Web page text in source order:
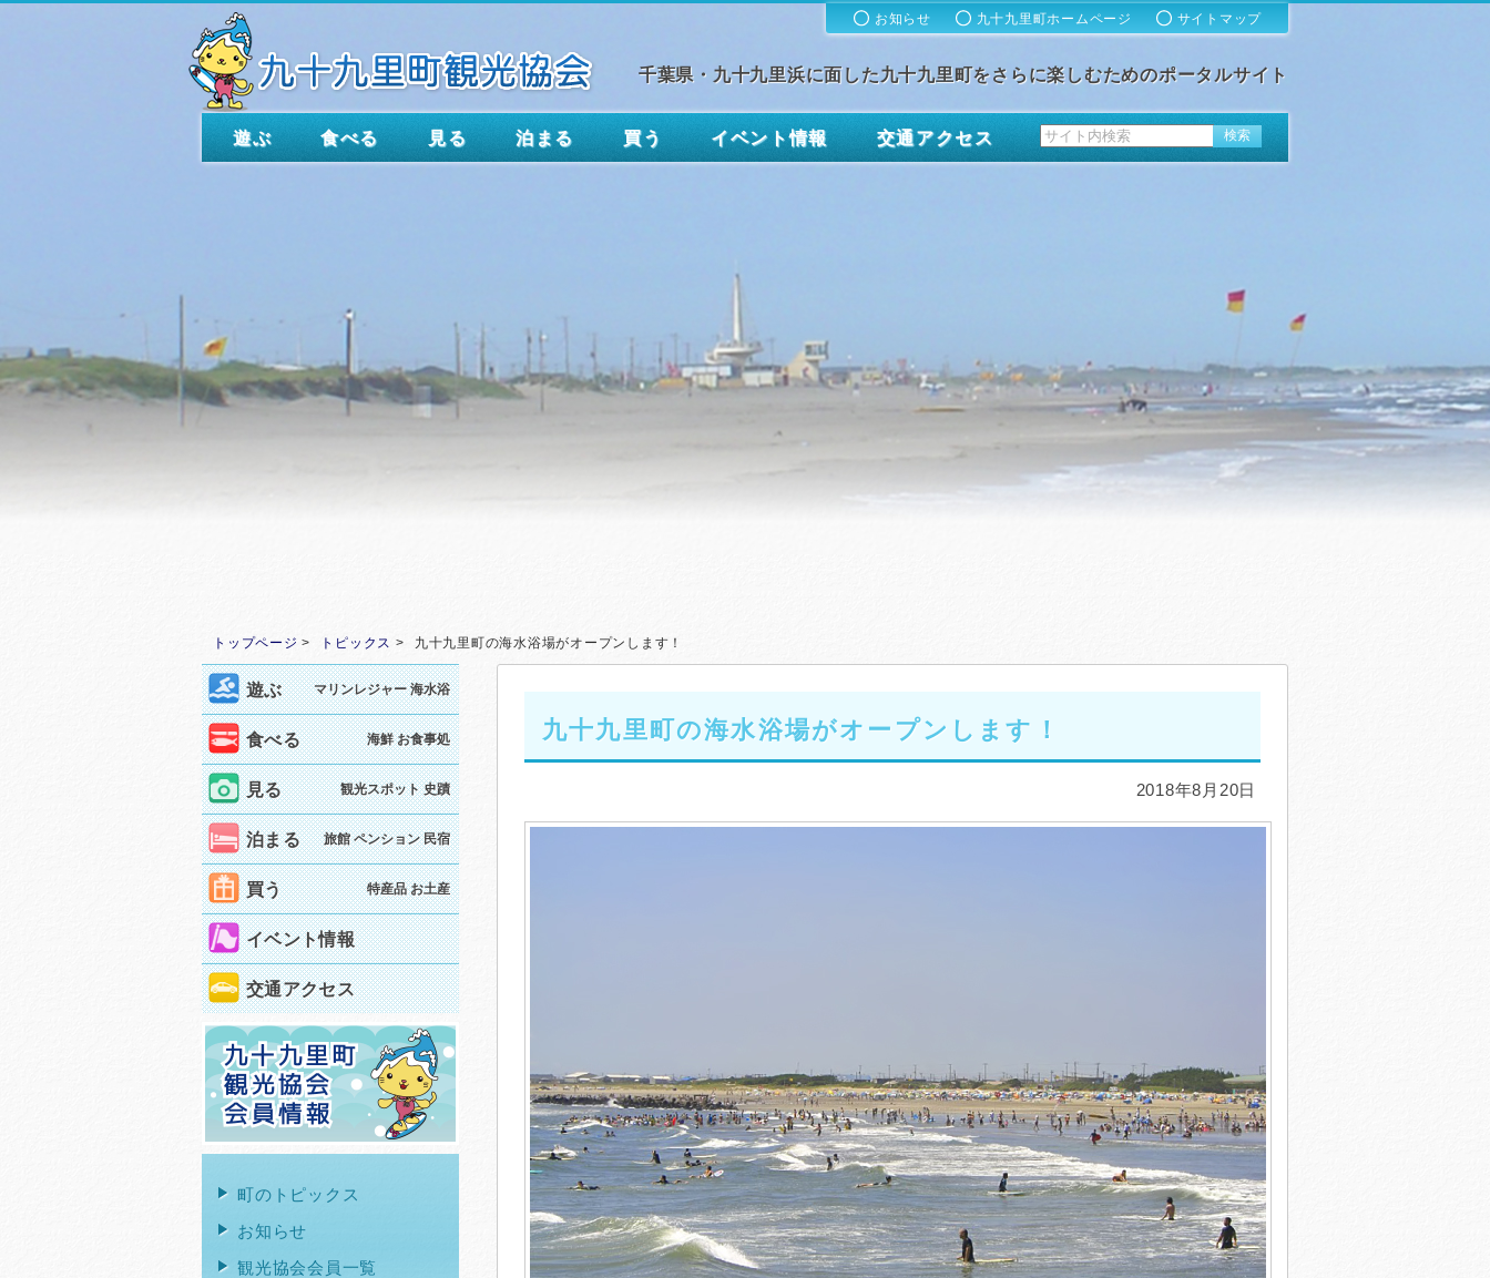
千葉県・九十九里浜に面した九十九里町をさらに楽しむためのポータルサイト
お知らせ 九十九里町ホームページ サイトマップ
遊ぶ 食べる 見る 泊まる 買う イベント情報 交通アクセス
トップページ トピックス 九十九里町の海水浴場がオープンします！
九十九里町の海水浴場がオープンします！
2018年8月20日
遊ぶ マリンレジャー 海水浴
食べる 海鮮 お食事処
見る 観光スポット 史蹟
泊まる 旅館 ペンション 民宿
買う 特産品 お土産
イベント情報
交通アクセス
町のトピックス
お知らせ
観光協会会員一覧